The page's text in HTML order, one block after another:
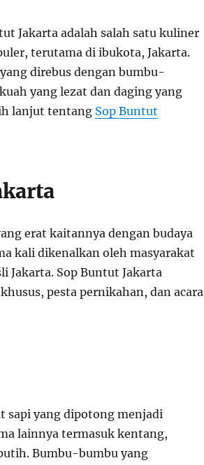
Jakarta adalah salah satu kuliner
terutama di ibukota, Jakarta.
direbus dengan bumbu-
yang lezat dan daging yang
lanjut tentang Sop Buntut
erat kaitannya dengan budaya
kali dikenalkan oleh masyarakat
Jakarta. Sop Buntut Jakarta
pesta pernikahan, dan acara
sapi yang dipotong menjadi
lainnya termasuk kentang,
Bumbu-bumbu yang